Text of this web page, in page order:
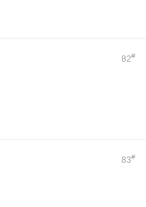
82#
83#